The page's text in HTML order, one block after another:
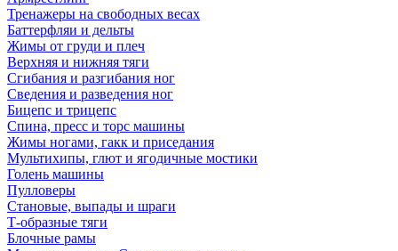
Тренажеры на свободных весах
Баттерфляи и дельты
Жимы от груди и плеч
Верхняя и нижняя тяги
Сгибания и разгибания ног
Сведения и разведения ног
Бицепс и трицепс
Спина, пресс и торс машины
Жимы ногами, гакк и приседания
Мультихипы, глют и ягодичные мостики
Голень машины
Пулловеры
Становые, выпады и шраги
Т-образные тяги
Блочные рамы